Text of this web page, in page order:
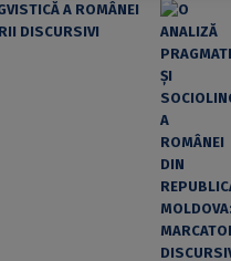
A ROMÂNEI
DISCURSIVI